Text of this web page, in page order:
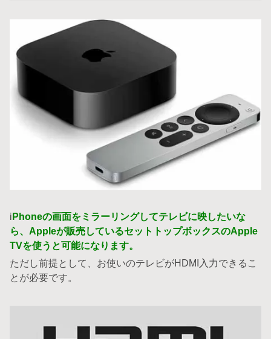
i Phoneの画面をミラーリングしてテレビに映したいな
ら、Appleが販売しているセットトップボックスのApple
TVを使うと可能になります。
ただし前提として、お使いのテレビがHDMI入力できるこ
とが必要です。